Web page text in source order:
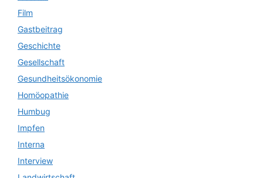
Film
Gastbeitrag
Geschichte
Gesellschaft
Gesundheitsökonomie
Homöopathie
Humbug
Impfen
Interna
Interview